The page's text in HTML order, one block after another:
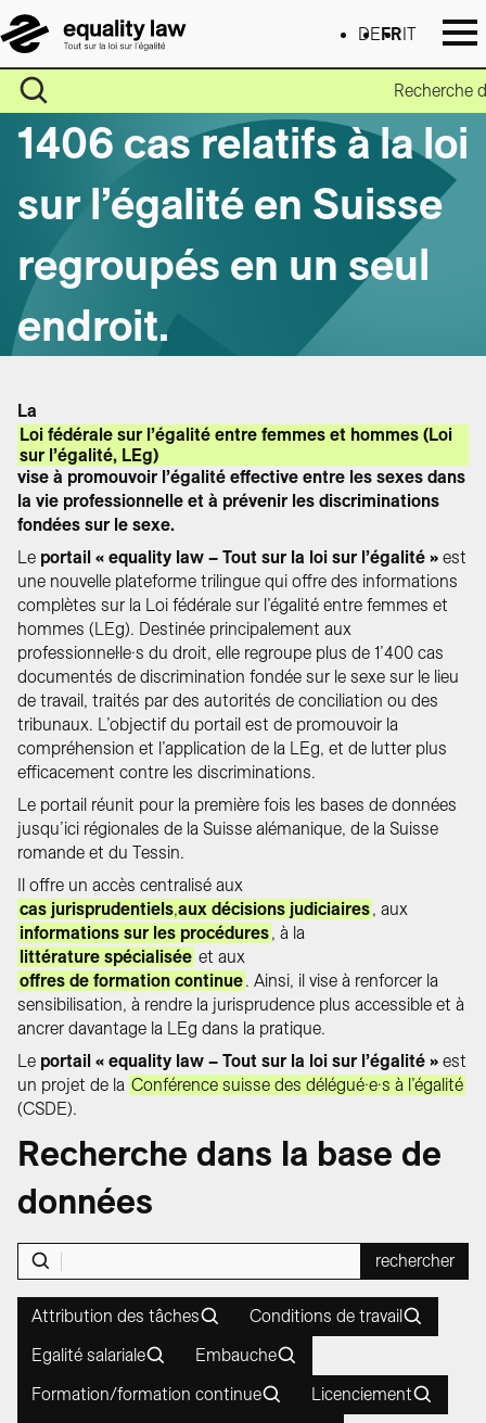
DE FR IT
Recherche
1406 cas relatifs à la loi
sur l’égalité en Suisse
regroupés en un seul
endroit.
La
Loi fédérale sur l’égalité entre femmes et hommes (Loi
sur l’égalité, LEg)
vise à promouvoir l’égalité effective entre les sexes dans
la vie professionnelle et à prévenir les discriminations
fondées sur le sexe.
Le portail « equality law – Tout sur la loi sur l’égalité » est
une nouvelle plateforme trilingue qui offre des informations
complètes sur la Loi fédérale sur l’égalité entre femmes et
hommes (LEg). Destinée principalement aux
professionnel·le·s du droit, elle regroupe plus de 1’400 cas
documentés de discrimination fondée sur le sexe sur le lieu
de travail, traités par des autorités de conciliation ou des
tribunaux. L’objectif du portail est de promouvoir la
compréhension et l’application de la LEg, et de lutter plus
efficacement contre les discriminations.
Le portail réunit pour la première fois les bases de données
jusqu’ici régionales de la Suisse alémanique, de la Suisse
romande et du Tessin.
Il offre un accès centralisé aux
cas jurisprudentiels,aux décisions judiciaires, aux
informations sur les procédures, à la
littérature spécialisée et aux
offres de formation continue. Ainsi, il vise à renforcer la
sensibilisation, à rendre la jurisprudence plus accessible et à
ancrer davantage la LEg dans la pratique.
Le portail « equality law – Tout sur la loi sur l’égalité » est
un projet de la Conférence suisse des délégué·e·s à l’égalité
(CSDE).
Recherche dans la base de
données
rechercher
Attribution des tâches Conditions de travail
Egalité salariale Embauche
Formation/formation continue Licenciement